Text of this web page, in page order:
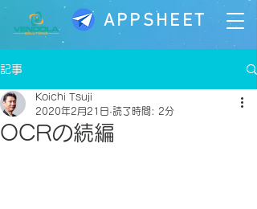
APPSHEET
記事
OCRの続編
Koichi Tsuji
2020年2月21日 読了時間: 2分